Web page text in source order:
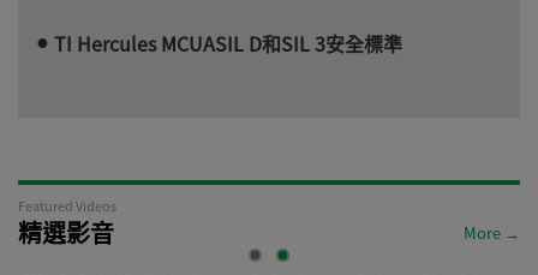
TI Hercules MCUASIL D和SIL 3安全標準
Featured Videos
精選影音 More →